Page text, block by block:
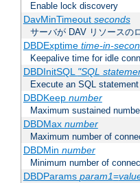
Enable lock discovery
DavMinTimeout seconds
サーバが DAV リソースの
DBDExptime time-in-
Keepalive time for idle
DBDInitSQL "SQL
Execute an SQL
DBDKeep number
Maximum sustained
DBDMax number
Maximum number of
DBDMin number
Minimum number of
DBDParams param1=